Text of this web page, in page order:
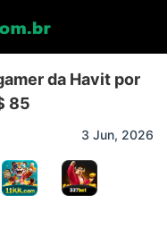
da Havit por
85
3 Jun, 2026